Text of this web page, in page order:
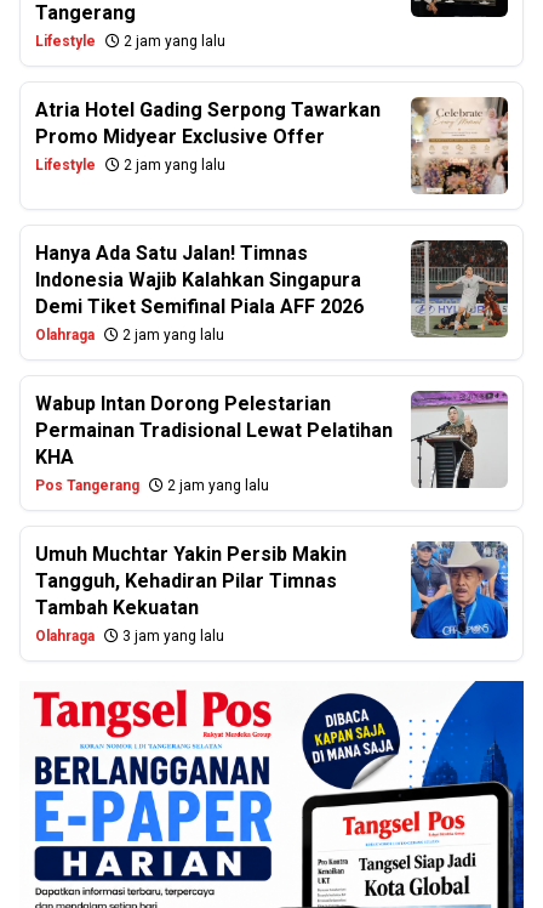
Tangerang
Lifestyle 2 jam yang lalu
Atria Hotel Gading Serpong Tawarkan
Promo Midyear Exclusive Offer
Lifestyle 2 jam yang lalu
Hanya Ada Satu Jalan! Timnas
Indonesia Wajib Kalahkan Singapura
Demi Tiket Semifinal Piala AFF 2026
Olahraga 2 jam yang lalu
Wabup Intan Dorong Pelestarian
Permainan Tradisional Lewat Pelatihan
KHA
Pos Tangerang 2 jam yang lalu
Umuh Muchtar Yakin Persib Makin
Tangguh, Kehadiran Pilar Timnas
Tambah Kekuatan
Olahraga 3 jam yang lalu